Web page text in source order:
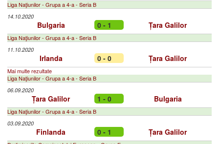
Liga Naţiunilor - Grupa a 4-a - Seria B
14.10.2020
Bulgaria 0 - 1 Țara Galilor
Liga Naţiunilor - Grupa a 4-a - Seria B
11.10.2020
Irlanda 0 - 0 Țara Galilor
Mai multe rezultate
Liga Naţiunilor - Grupa a 4-a - Seria B
06.09.2020
Țara Galilor 1 - 0 Bulgaria
Liga Naţiunilor - Grupa a 4-a - Seria B
03.09.2020
Finlanda 0 - 1 Țara Galilor